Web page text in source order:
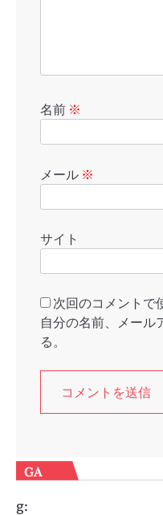
名前 ※
メール ※
サイト
次回のコメントで
自分の名前、メール
る。
GA
g: